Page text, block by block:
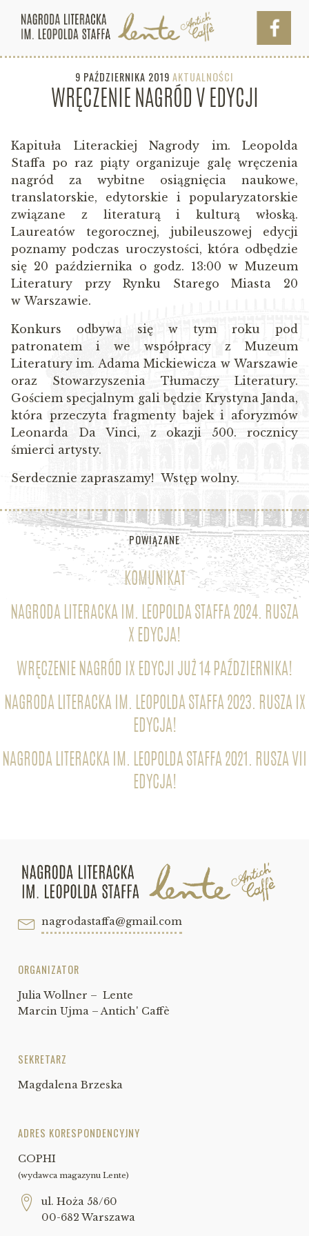
9 PAŹDZIERNIKA 2019 AKTUALNOŚCI
WRĘCZENIE NAGRÓD V EDYCJI
Kapituła Literackiej Nagrody im. Leopolda
Staffa po raz piąty organizuje galę wręczenia
nagród za wybitne osiągnięcia naukowe,
translatorskie, edytorskie i popularyzatorskie
związane z literaturą i kulturą włoską.
Laureatów tegorocznej, jubileuszowej edycji
poznamy podczas uroczystości, która odbędzie
się 20 października o godz. 13:00 w Muzeum
Literatury przy Rynku Starego Miasta 20
w Warszawie.
Konkurs odbywa się w tym roku pod
patronatem i we współpracy z Muzeum
Literatury im. Adama Mickiewicza w Warszawie
oraz Stowarzyszenia Tłumaczy Literatury.
Gościem specjalnym gali będzie Krystyna Janda,
która przeczyta fragmenty bajek i aforyzmów
Leonarda Da Vinci, z okazji 500. rocznicy
śmierci artysty.
Serdecznie zapraszamy! Wstęp wolny.
POWIĄZANE
KOMUNIKAT
NAGRODA LITERACKA IM. LEOPOLDA STAFFA 2024. RUSZA
X EDYCJA!
WRĘCZENIE NAGRÓD IX EDYCJI JUŻ 14 PAŹDZIERNIKA!
NAGRODA LITERACKA IM. LEOPOLDA STAFFA 2023. RUSZA IX
EDYCJA!
NAGRODA LITERACKA IM. LEOPOLDA STAFFA 2021. RUSZA VII
EDYCJA!
nagrodastaffa@gmail.com
ORGANIZATOR
Julia Wollner – Lente
Marcin Ujma – Antich' Caffè
SEKRETARZ
Magdalena Brzeska
ADRES KORESPONDENCYJNY
COPHI
(wydawca magazynu Lente)
ul. Hoża 58/60
00-682 Warszawa